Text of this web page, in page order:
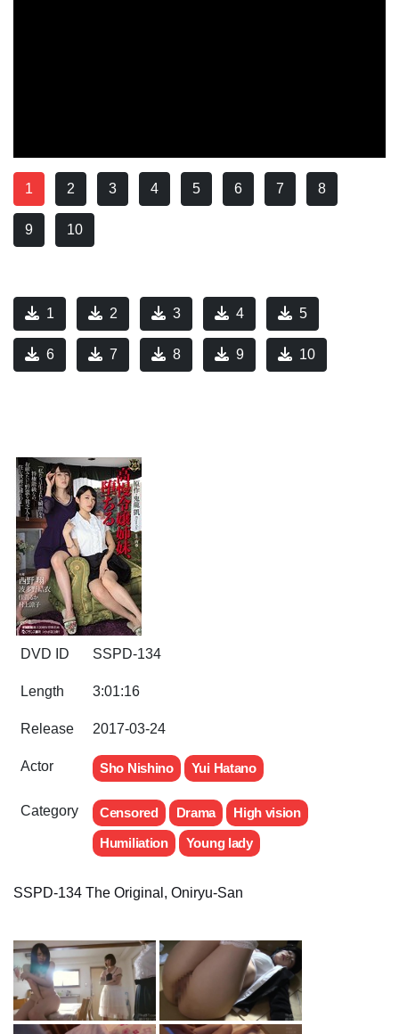
1 2 3 4 5 6 7 8
9 10
1 2 3 4 5
6 7 8 9 10
DVD ID SSPD-134
Length 3:01:16
Release 2017-03-24
Actor Sho Nishino Yui Hatano
Category Censored Drama
High vision
Humiliation
Young lady
SSPD-134 The Original, Oniryu-San